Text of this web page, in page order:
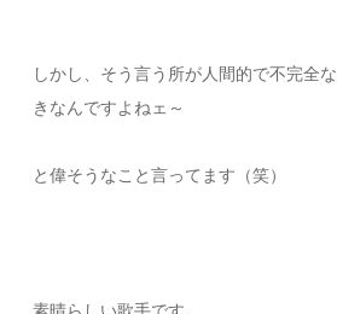
しかし、そう言う所が人間的で不完全
きなんですよねェ～
と偉そうなこと言ってます（笑）
素晴らしい歌手です。